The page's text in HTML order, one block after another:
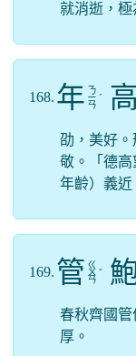
就消逝，極
168. 年 ㄋ
ㄧ
ㄢ
ˊ 高
劭，美好
敬。「德
年齡）義近
169. 管 ㄍ
ㄨ
ㄢ
ˇ
春秋齊國
厚。